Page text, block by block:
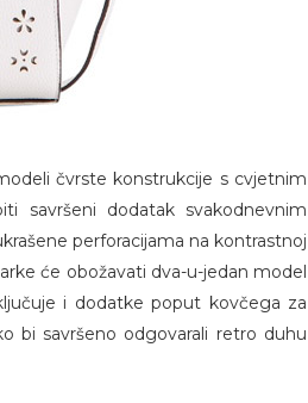
čvrste konstrukcije s cvjetnim
savršeni dodatak svakodnevnim
perforacijama na kontrastnoj
će obožavati dva-u-jedan model
i dodatke poput kovčega za
bi savršeno odgovarali retro duhu